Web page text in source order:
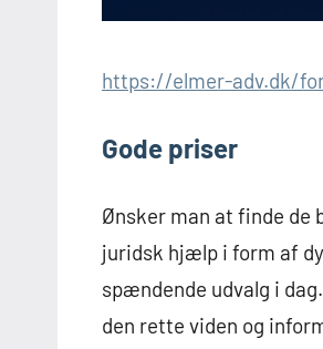
https://elmer-adv.dk/
Gode priser
Ønsker man at finde de
juridsk hjælp i form af
spændende udvalg i
den rette viden og